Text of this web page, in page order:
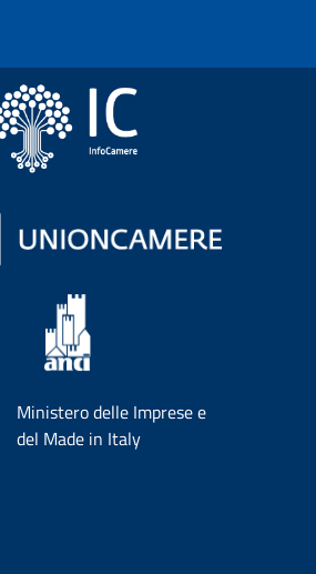
Ministero delle Imprese e
del Made in Italy